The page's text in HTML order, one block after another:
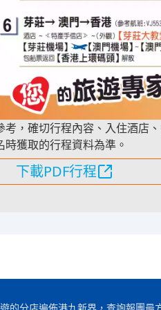
考，確切行程內容、入住酒店
獲取的行程資料為準。
下載PDF行程